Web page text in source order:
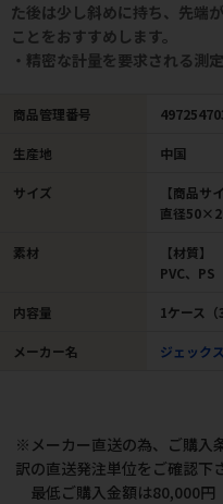
た後は少し斜めに持ち、先端
ことをおすすめします。
・精密な計量を要求される測
商品管理番号
生産地 中国
サイズ
【商品サ
直径
素材
【材質】
PVC、PS
内容量 1ケース（
メーカー名 ジェック
※メーカー直送の為、ご購入
訳の直送発注単位をご確認下
最低ご購入金額は80,000円